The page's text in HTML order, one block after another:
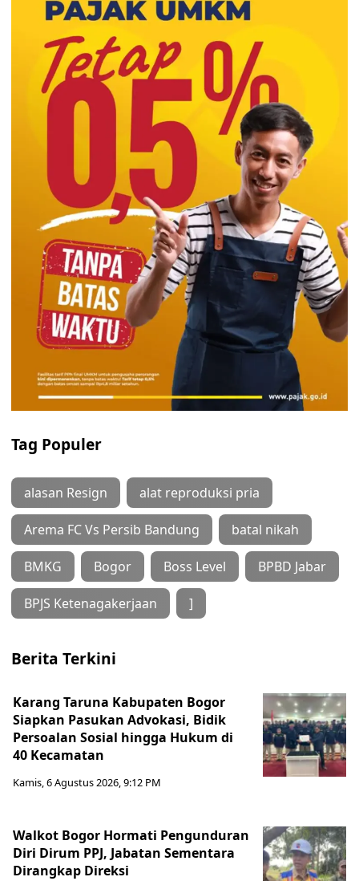
Tag Populer
alasan Resign alat reproduksi pria
Arema FC Vs Persib Bandung batal nikah
BMKG Bogor Boss Level BPBD Jabar
BPJS Ketenagakerjaan ]
Berita Terkini
Karang Taruna Kabupaten Bogor
Siapkan Pasukan Advokasi, Bidik
Persoalan Sosial hingga Hukum di
40 Kecamatan
Kamis, 6 Agustus 2026, 9:12 PM
Walkot Bogor Hormati Pengunduran
Diri Dirum PPJ, Jabatan Sementara
Dirangkap Direksi